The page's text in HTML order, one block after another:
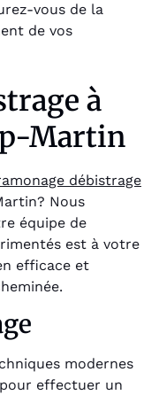
vous de la
de vos
à
Martin
débistrage
Nous
équipe de
est à votre
efficace et
modernes
effectuer un